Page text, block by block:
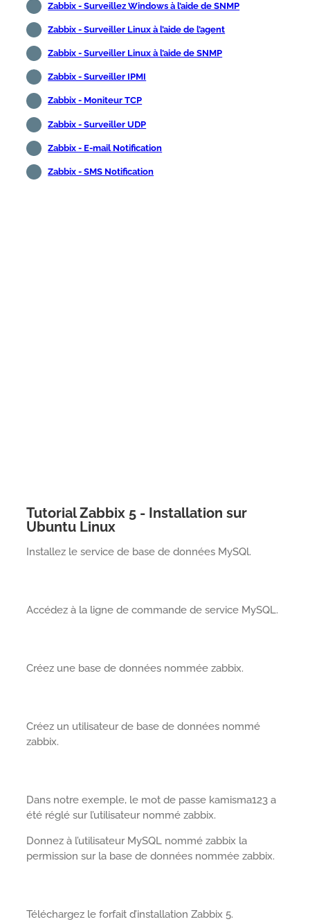
Zabbix - Surveillez Windows à l’aide de SNMP
Zabbix - Surveiller Linux à l’aide de l’agent
Zabbix - Surveiller Linux à l’aide de SNMP
Zabbix - Surveiller IPMI
Zabbix - Moniteur TCP
Zabbix - Surveiller UDP
Zabbix - E-mail Notification
Zabbix - SMS Notification
Tutorial Zabbix 5 - Installation sur
Ubuntu Linux
Installez le service de base de données MySQl.
Accédez à la ligne de commande de service MySQL.
Créez une base de données nommée zabbix.
Créez un utilisateur de base de données nommé
zabbix.
Dans notre exemple, le mot de passe kamisma123 a
été réglé sur l’utilisateur nommé zabbix.
Donnez à l’utilisateur MySQL nommé zabbix la
permission sur la base de données nommée zabbix.
Téléchargez le forfait d’installation Zabbix 5.